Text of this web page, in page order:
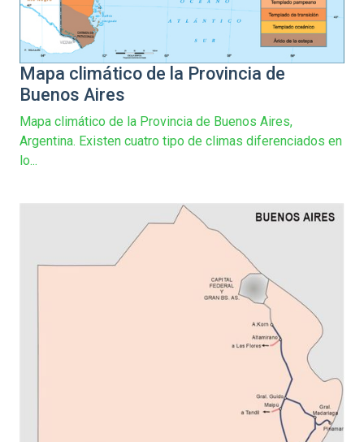
Mapa climático de la Provincia de
Buenos Aires
Mapa climático de la Provincia de Buenos Aires,
Argentina. Existen cuatro tipo de climas diferenciados en
lo...